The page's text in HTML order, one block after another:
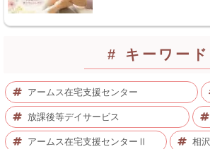
# キーワード
アームス在宅支援センター
放課後等デイサービス
アームス在宅支援センターⅡ 相沢